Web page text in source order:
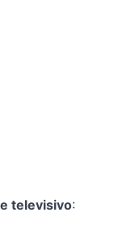
televisivo: